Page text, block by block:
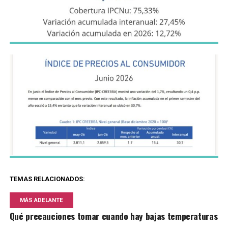
TEMAS RELACIONADOS:
MÁS ADELANTE
Qué precauciones tomar cuando hay bajas temperaturas